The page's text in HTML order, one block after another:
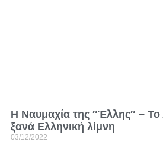
Η Ναυμαχία της ″Έλλης″ – Το
ξανά Ελληνική λίμνη
03/12/2022